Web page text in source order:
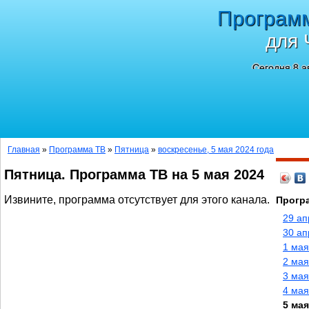
для
Сегодня 8
Главная » Программа ТВ » Пятница » воскресенье, 5 мая 2024 года
Пятница. Программа ТВ на 5 мая 2024
Извините, программа отсутствует для этого канала.
29
30
1
2
3
4
5